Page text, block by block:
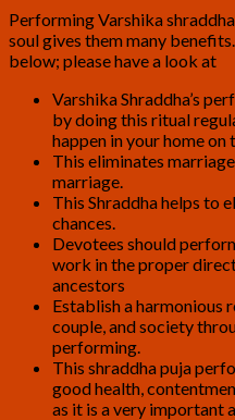
Performing Varshika
soul gives them many
below; please have a look at
Varshika Shraddha’s
by doing this ritual
happen in your home on
This eliminates
marriage.
This Shraddha helps to
chances.
Devotees should
work in the proper
ancestors
Establish a harmonious
couple, and society
performing.
This shraddha puja
good health,
as it is a very important